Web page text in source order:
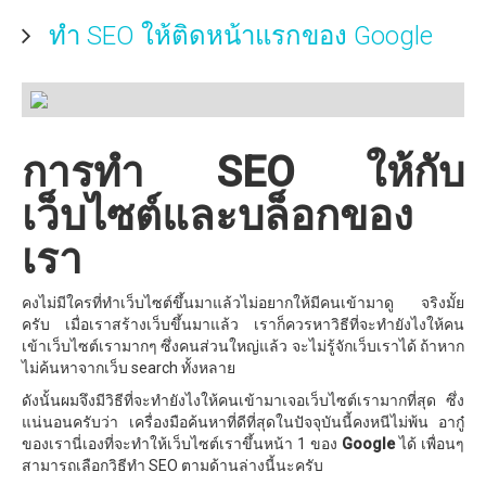
ทำ SEO ให้ติดหน้าแรกของ Google
การทำ SEO ให้กับ
เว็บไซต์และบล็อกของ
เรา
คงไม่มีใครที่ทำเว็บไซต์ขึ้นมาแล้วไม่อยากให้มีคนเข้ามาดู จริงมั้ย
ครับ เมื่อเราสร้างเว็บขึ้นมาแล้ว เราก็ควรหาวิธีที่จะทำยังไงให้คน
เข้าเว็บไซต์เรามากๆ ซึ่งคนส่วนใหญ่แล้ว จะไม่รู้จักเว็บเราได้ ถ้าหาก
ไม่ค้นหาจากเว็บ search ทั้งหลาย
ดังนั้นผมจึงมีวิธีที่จะทำยังไงให้คนเข้ามาเจอเว็บไซต์เรามากที่สุด ซึ่ง
แน่นอนครับว่า เครื่องมือค้นหาที่ดีที่สุดในปัจจุบันนี้คงหนีไม่พ้น อากู๋
ของเรานี่เองที่จะทำให้เว็บไซต์เราขึ้นหน้า 1 ของ Googleได้ เพื่อนๆ
สามารถเลือกวิธีทำ SEO ตามด้านล่างนี้นะครับ